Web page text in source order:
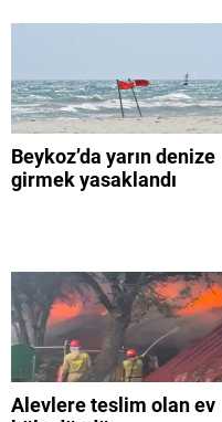
Beykoz’da yarın denize
girmek yasaklandı
Alevlere teslim olan ev